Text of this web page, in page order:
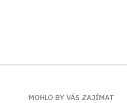
MOHLO BY VÁS ZAJÍMAT